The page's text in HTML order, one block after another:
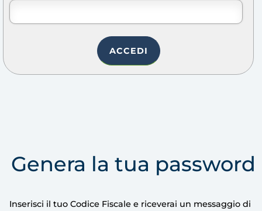
Genera la tua password
Inserisci il tuo Codice Fiscale e riceverai un messaggio di